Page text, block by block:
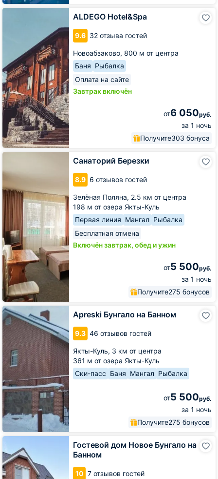
ALDEGO Hotel&Spa
9.6 32 отзыва гостей
Новоабзаково, 800 м от центра
Баня Рыбалка
Оплата на сайте
Завтрак включён
от6 050руб.
за 1 ночь
Получите303 бонуса
ALDEGO
Санаторий Березки
8.9 6 отзывов гостей
Зелёная Поляна, 2.5 км от центра
198 м от озера Якты-Куль
Первая линия Мангал Рыбалка
Бесплатная отмена
Включён завтрак, обед и ужин
от5 500руб.
за 1 ночь
Получите275 бонусов
Санаторий
Apreski Бунгало на Банном
9.3 46 отзывов гостей
Якты-Куль, 3 км от центра
361 м от озера Якты-Куль
Ски-пасс Баня Мангал Рыбалка
от5 500руб.
за 1 ночь
Получите275 бонусов
Apreski
Бунгало
на
Банном
Гостевой дом Новое Бунгало на
Банном
10 7 отзывов гостей
Гостевой
Новое
Бунгало
на